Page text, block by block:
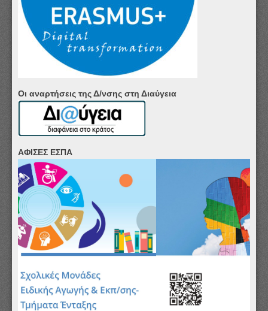
Οι αναρτήσεις της Δ/νσης στη Διαύγεια
ΑΦΙΣΕΣ ΕΣΠΑ